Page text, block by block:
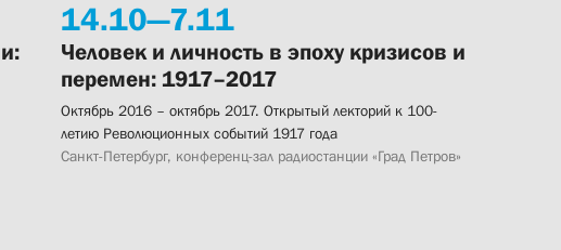
14.10—7.11
Человек и личность в эпоху кризисов и
перемен: 1917–2017
Октябрь 2016 – октябрь 2017. Открытый лекторий к 100-
летию Революционных событий 1917 года
Санкт-Петербург, конференц-зал радиостанции «Град Петров»